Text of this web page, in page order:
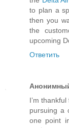
to plan a
then you
the
upcoming
Ответить
I’m
pursuing a
one point